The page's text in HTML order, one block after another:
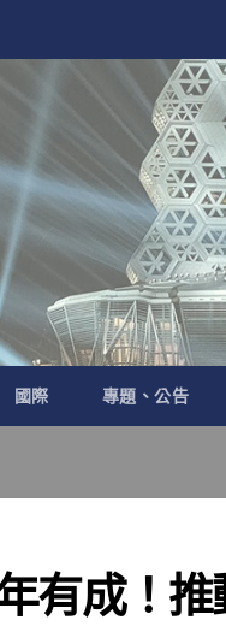
國際 專題、公告
有成！推